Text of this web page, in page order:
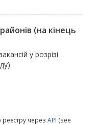
(на кінець
у розрізі
через API (see